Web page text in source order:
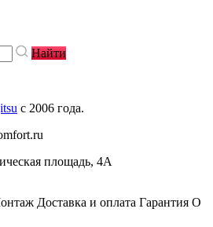
Найти
c 2006 года.
площадь, 4А
Доставка и оплата Гарантия О